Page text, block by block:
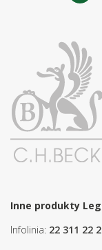
Inne produkty
Infolinia: 22 311 22